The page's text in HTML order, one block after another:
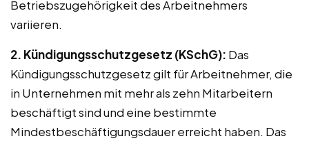
Betriebszugehörigkeit des Arbeitnehmers
variieren.
2. Kündigungsschutzgesetz (KSchG): Das
Kündigungsschutzgesetz gilt für Arbeitnehmer, die
in Unternehmen mit mehr als zehn Mitarbeitern
beschäftigt sind und eine bestimmte
Mindestbeschäftigungsdauer erreicht haben. Das